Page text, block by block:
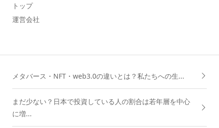
トップ
運営会社
メタバース・NFT・web3.0の違いとは？私たちへの生...
まだ少ない？日本で投資している人の割合は若年層を中心
に増...